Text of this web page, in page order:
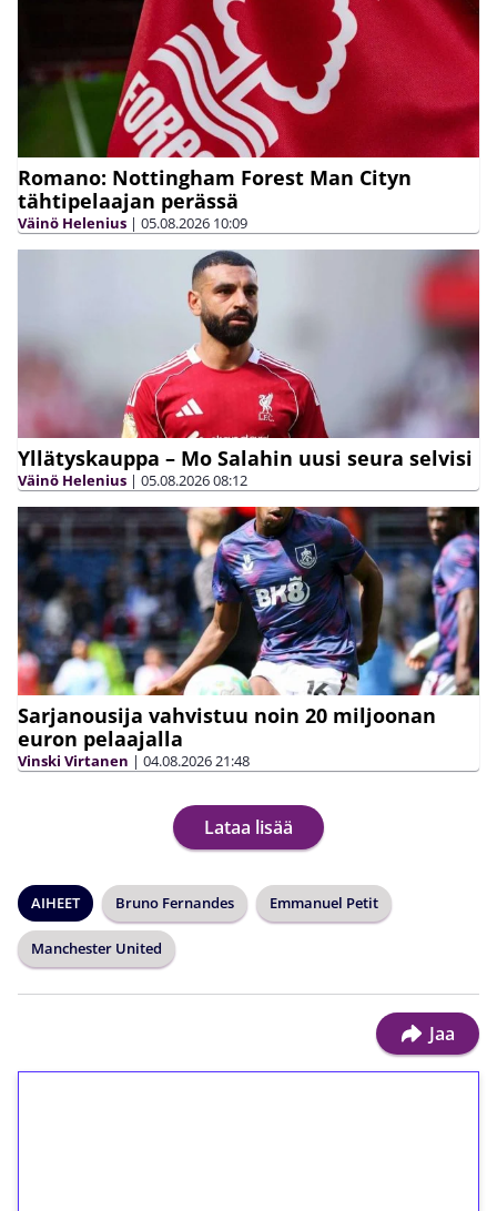
Romano: Nottingham Forest Man Cityn
tähtipelaajan perässä
Väinö Helenius | 05.08.2026 10:09
Yllätyskauppa – Mo Salahin uusi seura selvisi
Väinö Helenius | 05.08.202608:12
Sarjanousija vahvistuu noin 20 miljoonan
euron pelaajalla
Vinski Virtanen | 04.08.202621:48
Lataa lisää
AIHEET Bruno Fernandes Emmanuel Petit
Manchester United
Jaa